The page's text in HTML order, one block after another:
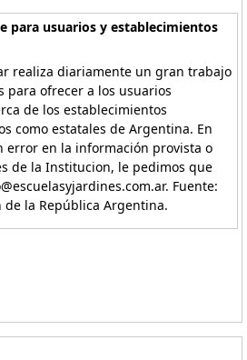
para usuarios y establecimientos
realiza diariamente un gran trabajo
para ofrecer a los usuarios
de los establecimientos
como estatales de Argentina. En
error en la información provista o
de la Institucion, le pedimos que
Fuente:
la República Argentina.